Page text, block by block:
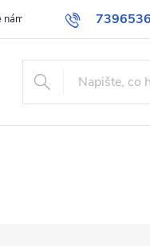
nám Blog Obchodní